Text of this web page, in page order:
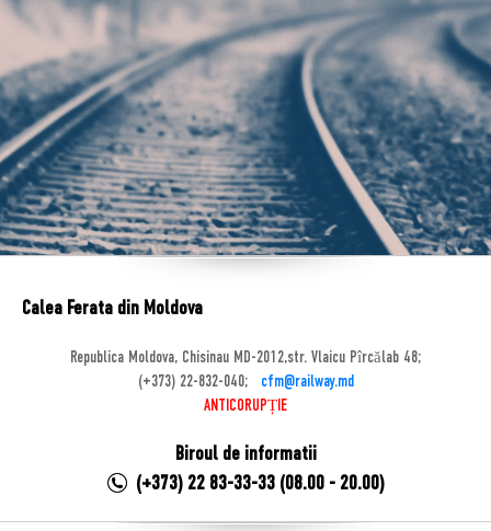
Calea Ferata din Moldova
Republica Moldova, Chisinau MD-2012,str. Vlaicu Pîrcălab 48;
(+373) 22-832-040;
cfm@railway.md
ANTICORUPȚIE
Biroul de informatii
(+373) 22 83-33-33 (08.00 - 20.00)